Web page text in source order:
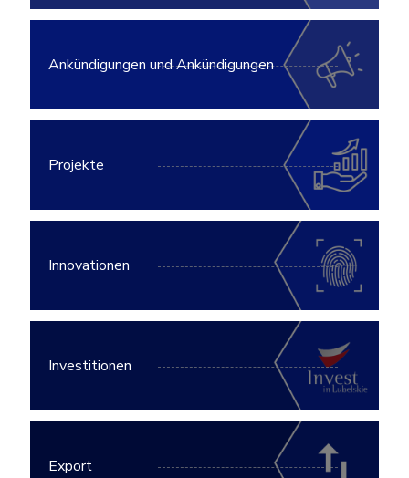
Ankündigungen und Ankündigungen
Projekte
Innovationen
Investitionen
Export